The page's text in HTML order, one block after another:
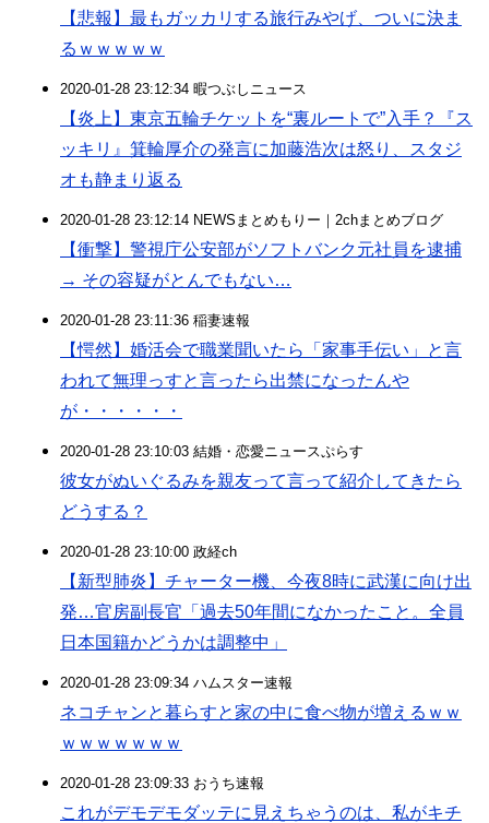
【悲報】最もガッカリする旅行みやげ、ついに決ま
るｗｗｗｗｗ
2020-01-28 23:12:34 暇つぶしニュース
【炎上】東京五輪チケットを“裏ルートで”入手？『ス
ッキリ』箕輪厚介の発言に加藤浩次は怒り、スタジ
オも静まり返る
2020-01-28 23:12:14 NEWSまとめもりー｜2chまとめブログ
【衝撃】警視庁公安部がソフトバンク元社員を逮捕
→ その容疑がとんでもない…
2020-01-28 23:11:36 稲妻速報
【愕然】婚活会で職業聞いたら「家事手伝い」と言
われて無理っすと言ったら出禁になったんや
が・・・・・・
2020-01-28 23:10:03 結婚・恋愛ニュースぷらす
彼女がぬいぐるみを親友って言って紹介してきたら
どうする？
2020-01-28 23:10:00 政経ch
【新型肺炎】チャーター機、今夜8時に武漢に向け出
発…官房副長官「過去50年間になかったこと。全員
日本国籍かどうかは調整中」
2020-01-28 23:09:34 ハムスター速報
ネコチャンと暮らすと家の中に食べ物が増えるｗｗ
ｗｗｗｗｗｗｗ
2020-01-28 23:09:33 おうち速報
これがデモデモダッテに見えちゃうのは、私がキチ